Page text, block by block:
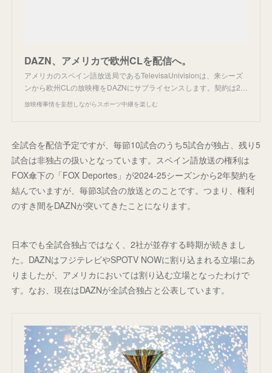
DAZN、アメリカで欧州CLを配信へ。
アメリカのスペイン語放送局であるTelevisaUnivisionは、来シーズ
ンから欧州CLの放映権をDAZNにサブライセンスします。契約は2…
放映権事情を妄想しながらスポーツ中継を楽しむ
全試合を配信予定ですが、毎節10試合のうち5試合が独占、残り5
試合は非独占の扱いとなっています。スペイン語放送の権利は
FOX傘下の「FOX Deportes」が2024-25シーズンから2年契約を
結んでいますが、毎節3試合の放送とのことです。つまり、権利
のすき間をDAZNが突いてきたことになります。
日本でも全試合独占ではなく、2社が並存する時期が続きまし
た。DAZNはフジテレビやSPOTV NOWに割り込まれる立場にあ
りましたが、アメリカにおいては割り込む立場となったわけで
す。なお、現在はDAZNが全試合独占と公表しています。